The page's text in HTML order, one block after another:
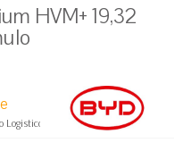
HVM+ 19,32
Logistico Europa